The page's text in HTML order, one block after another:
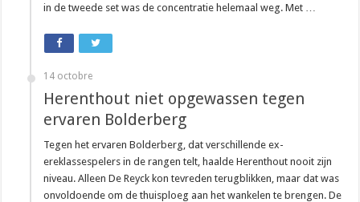
in de tweede set was de concentratie helemaal weg. Met …
14 octobre
Herenthout niet opgewassen tegen
ervaren Bolderberg
Tegen het ervaren Bolderberg, dat verschillende ex-
ereklassespelers in de rangen telt, haalde Herenthout nooit zijn
niveau. Alleen De Reyck kon tevreden terugblikken, maar dat was
onvoldoende om de thuisploeg aan het wankelen te brengen. De